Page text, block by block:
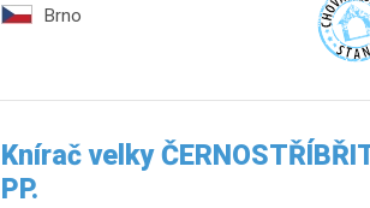
Brno
Knírač velky
PP.